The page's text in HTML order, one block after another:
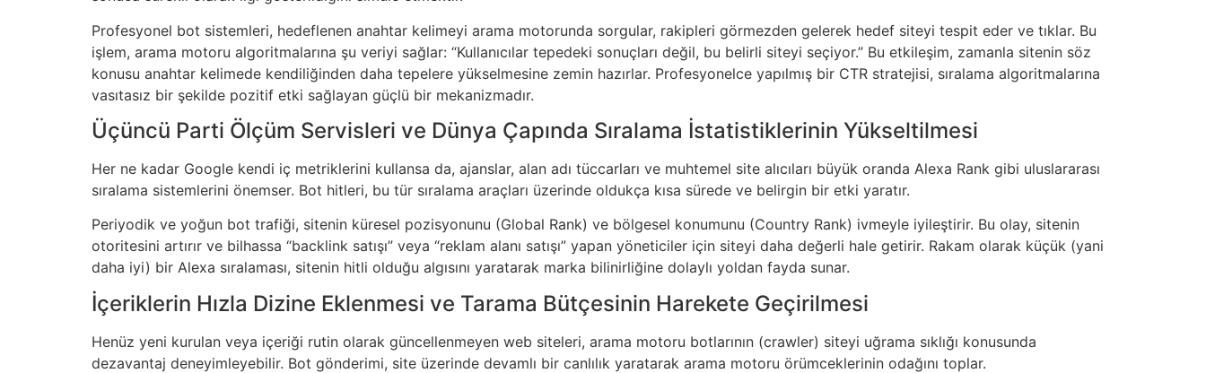
Profesyonel bot sistemleri, hedeflenen anahtar kelimeyi arama motorunda sorgular, rakipleri görmezden gelerek hedef siteyi tespit eder ve tıklar. Bu
işlem, arama motoru algoritmalarına şu veriyi sağlar: “Kullanıcılar tepedeki sonuçları değil, bu belirli siteyi seçiyor.” Bu etkileşim, zamanla sitenin söz
konusu anahtar kelimede kendiliğinden daha tepelere yükselmesine zemin hazırlar. Profesyonelce yapılmış bir CTR stratejisi, sıralama algoritmalarına
vasıtasız bir şekilde pozitif etki sağlayan güçlü bir mekanizmadır.
Üçüncü Parti Ölçüm Servisleri ve Dünya Çapında Sıralama İstatistiklerinin Yükseltilmesi
Her ne kadar Google kendi iç metriklerini kullansa da, ajanslar, alan adı tüccarları ve muhtemel site alıcıları büyük oranda Alexa Rank gibi uluslararası
sıralama sistemlerini önemser. Bot hitleri, bu tür sıralama araçları üzerinde oldukça kısa sürede ve belirgin bir etki yaratır.
Periyodik ve yoğun bot trafiği, sitenin küresel pozisyonunu (Global Rank) ve bölgesel konumunu (Country Rank) ivmeyle iyileştirir. Bu olay, sitenin
otoritesini artırır ve bilhassa “backlink satışı” veya “reklam alanı satışı” yapan yöneticiler için siteyi daha değerli hale getirir. Rakam olarak küçük (yani
daha iyi) bir Alexa sıralaması, sitenin hitli olduğu algısını yaratarak marka bilinirliğine dolaylı yoldan fayda sunar.
İçeriklerin Hızla Dizine Eklenmesi ve Tarama Bütçesinin Harekete Geçirilmesi
Henüz yeni kurulan veya içeriği rutin olarak güncellenmeyen web siteleri, arama motoru botlarının (crawler) siteyi uğrama sıklığı konusunda
dezavantaj deneyimleyebilir. Bot gönderimi, site üzerinde devamlı bir canlılık yaratarak arama motoru örümceklerinin odağını toplar.